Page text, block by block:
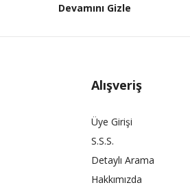
Devamını Gizle
Alışveriş
Üye Girişi
S.S.S.
Detaylı Arama
Hakkımızda